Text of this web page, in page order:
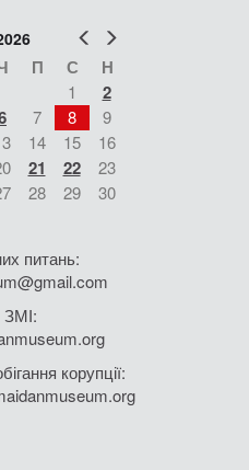
Попер
П С Н
1 2
7 8
9
14 15
16
21 22
23
28 29
30
питань:
ЗМІ:
корупції: